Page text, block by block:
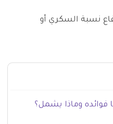
نسبة السكري أو
وماذا يشمل؟